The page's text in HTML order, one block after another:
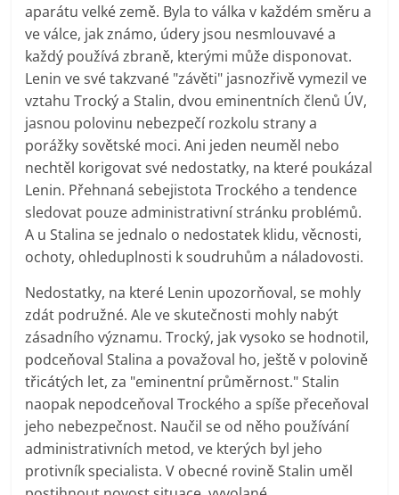
aparátu velké země. Byla to válka v každém směru a
ve válce, jak známo, údery jsou nesmlouvavé a
každý používá zbraně, kterými může disponovat.
Lenin ve své takzvané "závěti" jasnozřivě vymezil ve
vztahu Trocký a Stalin, dvou eminentních členů ÚV,
jasnou polovinu nebezpečí rozkolu strany a
porážky sovětské moci. Ani jeden neuměl nebo
nechtěl korigovat své nedostatky, na které poukázal
Lenin. Přehnaná sebejistota Trockého a tendence
sledovat pouze administrativní stránku problémů.
A u Stalina se jednalo o nedostatek klidu, věcnosti,
ochoty, ohleduplnosti k soudruhům a náladovosti.
Nedostatky, na které Lenin upozorňoval, se mohly
zdát podružné. Ale ve skutečnosti mohly nabýt
zásadního významu. Trocký, jak vysoko se hodnotil,
podceňoval Stalina a považoval ho, ještě v polovině
třicátých let, za "eminentní průměrnost." Stalin
naopak nepodceňoval Trockého a spíše přeceňoval
jeho nebezpečnost. Naučil se od něho používání
administrativních metod, ve kterých byl jeho
protivník specialista. V obecné rovině Stalin uměl